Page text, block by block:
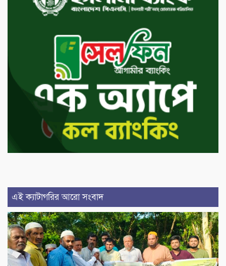
এই ক্যাটাগরির আরো সংবাদ